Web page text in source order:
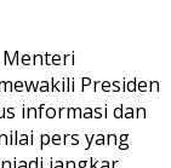
Menteri
Presiden
informasi dan
pers yang